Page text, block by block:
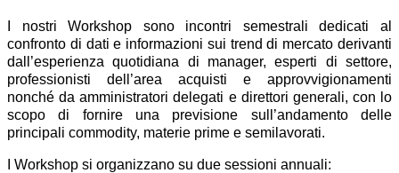
I nostri Workshop sono incontri semestrali dedicati al
confronto di dati e informazioni sui trend di mercato derivanti
dall’esperienza quotidiana di manager, esperti di settore,
professionisti dell’area acquisti e approvvigionamenti
nonché da amministratori delegati e direttori generali, con lo
scopo di fornire una previsione sull’andamento delle
principali commodity, materie prime e semilavorati.
I Workshop si organizzano su due sessioni annuali: